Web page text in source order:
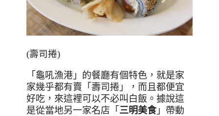
(壽司捲)
「龜吼漁港」的餐廳有個特色，就是家
家幾乎都有賣 「壽司捲」，而且都便宜
好吃，來這裡可以不必叫白飯。據說這
是從當地另一家名店 「 三明美食」帶動